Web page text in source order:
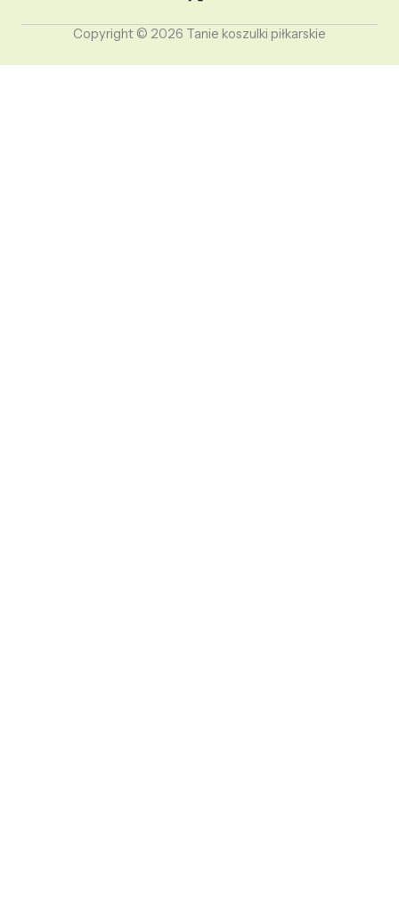
Copyright © 2026 Tanie koszulki piłkarskie